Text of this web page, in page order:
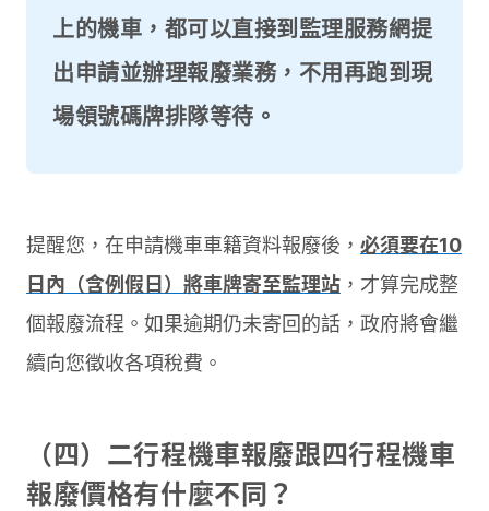
上的機車，都可以直接到監理服務網提
出申請並辦理報廢業務，不用再跑到現
提醒您，在申請機車車籍資料報廢後， 必須要在10
日內（含例假日）將車牌寄至監理站 ，才算完成整
個報廢流程。如果逾期仍未寄回的話，政府將會繼
續向您徵收各項稅費。
（四）二行程機車報廢跟四行程機車
報廢價格有什麼不同？